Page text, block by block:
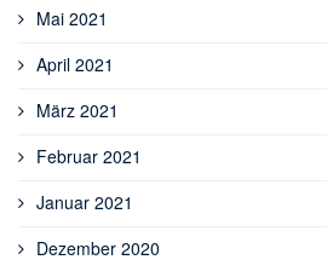
Mai 2021
April 2021
März 2021
Februar 2021
Januar 2021
Dezember 2020